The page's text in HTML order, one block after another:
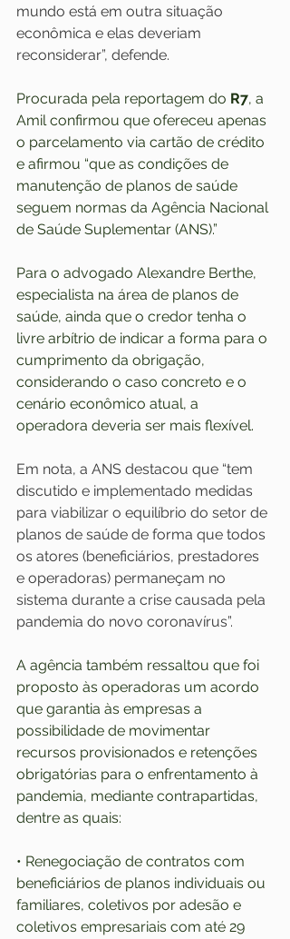
mundo está em outra situação
econômica e elas deveriam
reconsiderar”, defende.
Procurada pela reportagem do R7, a
Amil confirmou que ofereceu apenas
o parcelamento via cartão de crédito
e afirmou “que as condições de
manutenção de planos de saúde
seguem normas da Agência Nacional
de Saúde Suplementar (ANS).”
Para o advogado Alexandre Berthe,
especialista na área de planos de
saúde, ainda que o credor tenha o
livre arbítrio de indicar a forma para o
cumprimento da obrigação,
considerando o caso concreto e o
cenário econômico atual, a
operadora deveria ser mais flexível.
Em nota, a ANS destacou que “tem
discutido e implementado medidas
para viabilizar o equilíbrio do setor de
planos de saúde de forma que todos
os atores (beneficiários, prestadores
e operadoras) permaneçam no
sistema durante a crise causada pela
pandemia do novo coronavírus”.
A agência também ressaltou que foi
proposto às operadoras um acordo
que garantia às empresas a
possibilidade de movimentar
recursos provisionados e retenções
obrigatórias para o enfrentamento à
pandemia, mediante contrapartidas,
dentre as quais:
• Renegociação de contratos com
beneficiários de planos individuais ou
familiares, coletivos por adesão e
coletivos empresariais com até 29